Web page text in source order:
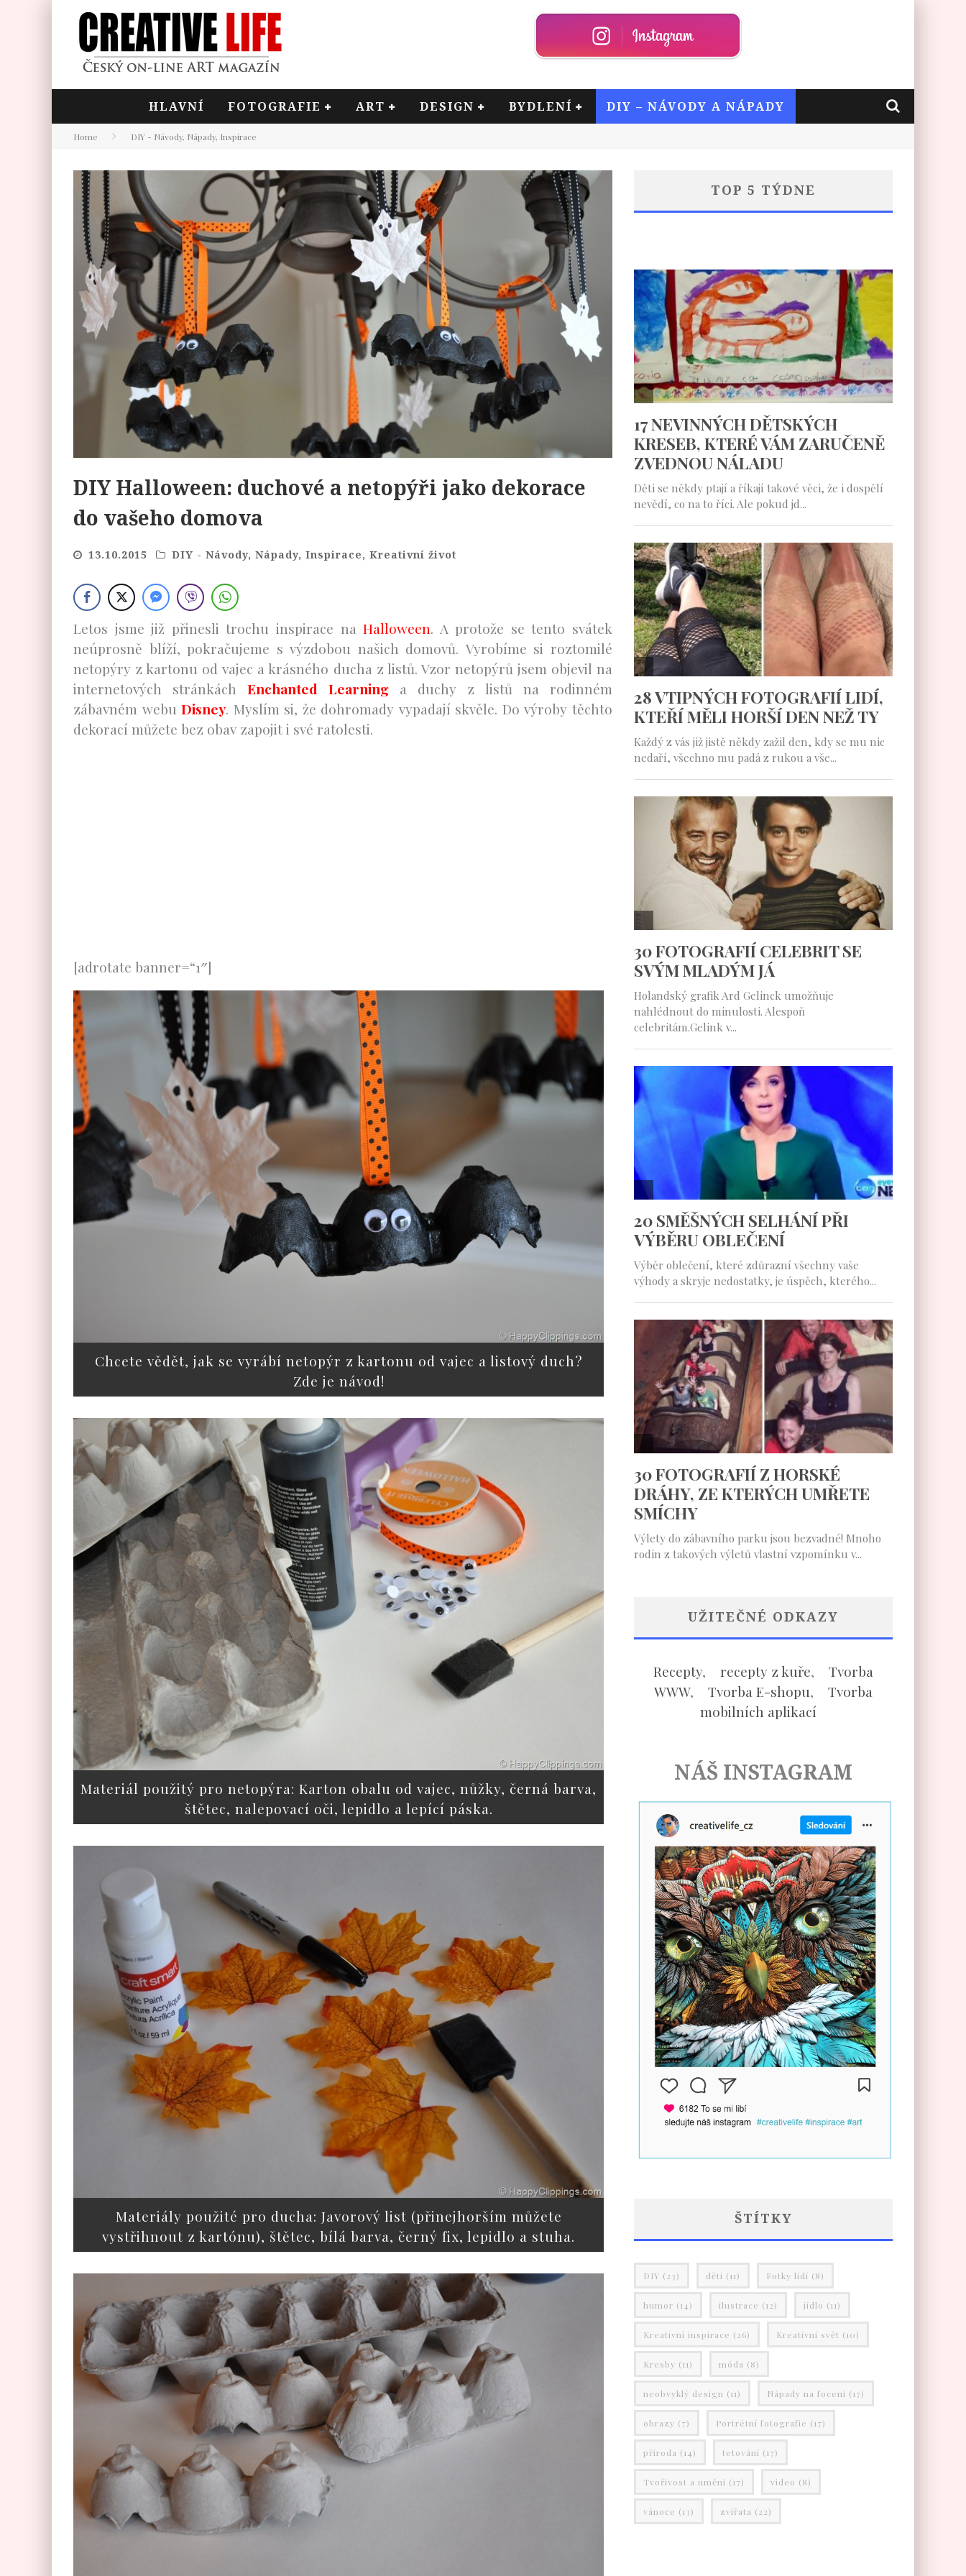
HLAVNÍ FOTOGRAFIE ART DESIGN BYDLENÍ DIY – NÁVODY A NÁPADY
Home DIY - Návody, Nápady, Inspirace
DIY Halloween: duchové a netopýři jako dekorace
do vašeho domova
13.10.2015 DIY - Návody, Nápady, Inspirace, Kreativní život
Letos jsme již přinesli trochu inspirace naHalloween. A protože se tento svátek
neúprosně blíží, pokračujeme s výzdobou našich domovů. Vyrobíme si roztomilé
netopýry z kartonu od vajec a krásného ducha z listů. Vzor netopýrů jsem objevil na
internetových stránkáchEnchanted Learninga duchy z listů na rodinném
zábavném webuDisney. Myslím si, že dohromady vypadají skvěle. Do výroby těchto
dekorací můžete bez obav zapojit i své ratolesti.
[adrotate banner=“1″]
Chcete vědět, jak se vyrábí netopýr z kartonu od vajec a listový duch?
Zde je návod!
Materiál použitý pro netopýra: Karton obalu od vajec, nůžky, černá barva,
štětec, nalepovací oči, lepidlo a lepící páska.
Materiály použité pro ducha: Javorový list (přinejhorším můžete
vystřihnout z kartónu), štětec, bílá barva, černý fix, lepidlo a stuha.
TOP 5 TÝDNE
UŽITEČNÉ ODKAZY
Recepty, recepty z kuře, Tvorba
WWW, Tvorba E-shopu, Tvorba
mobilních aplikací
NÁŠ INSTAGRAM
ŠTÍTKY
DIY (23) děti (11) Fotky lidí (8)
humor (14) ilustrace (12) jídlo (11)
Kreativní inspirace (26) Kreativní svět (10)
Kresby (11) móda (8)
neobvyklý design (11) Nápady na focení (17)
obrazy (7) Portrétní fotografie (17)
příroda (14) tetování (17)
Tvořivost a umění (17) video (8)
vánoce (13) zvířata (22)